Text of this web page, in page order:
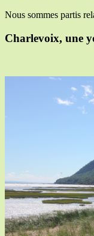
Nous sommes partis
Charlevoix, une